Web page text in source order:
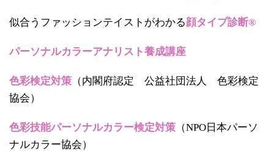
似合うファッションテイストがわかる顔タイプ診断®
パーソナルカラーアナリスト養成講座
色彩検定対策 （内閣府認定 公益社団法人 色彩検定
協会）
色彩技能パーソナルカラー検定対策 （NPO日本パーソ
ナルカラー協会）